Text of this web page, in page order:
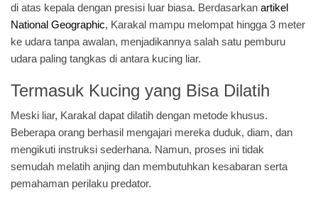
di atas kepala dengan presisi luar biasa. Berdasarkan artikel
National Geographic, Karakal mampu melompat hingga 3 meter
ke udara tanpa awalan, menjadikannya salah satu pemburu
udara paling tangkas di antara kucing liar.
Termasuk Kucing yang Bisa Dilatih
Meski liar, Karakal dapat dilatih dengan metode khusus.
Beberapa orang berhasil mengajari mereka duduk, diam, dan
mengikuti instruksi sederhana. Namun, proses ini tidak
semudah melatih anjing dan membutuhkan kesabaran serta
pemahaman perilaku predator.